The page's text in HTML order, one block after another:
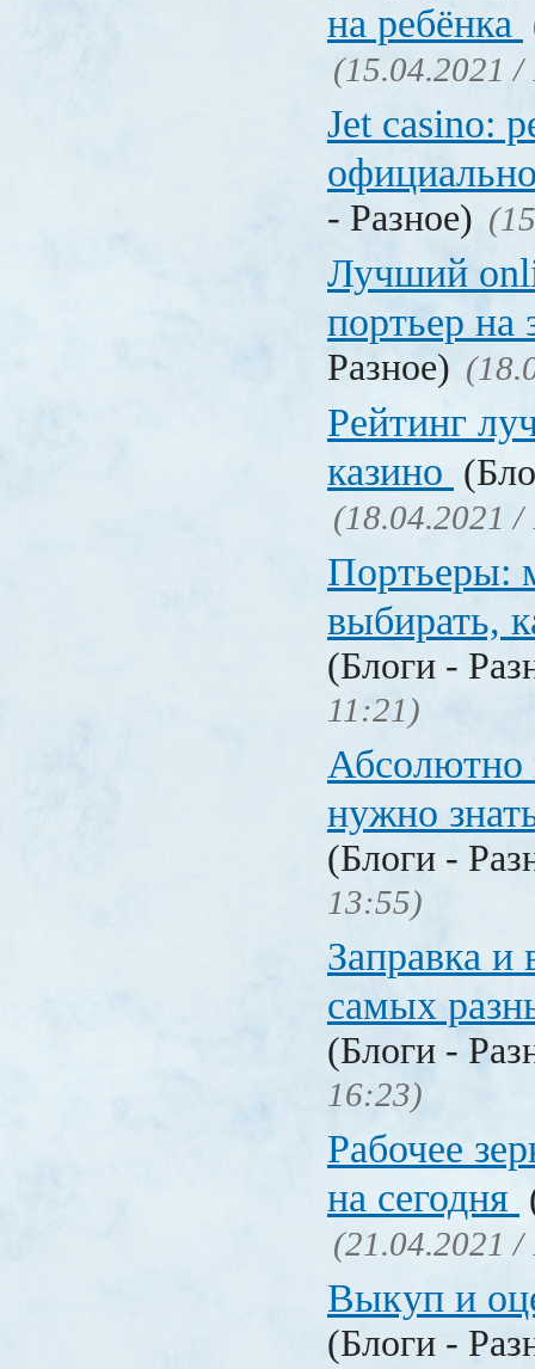
на ребёнка
(15.04.2021 /
Jet casino:
- Разное)
Лучший
портьер на
Разное)
Рейтинг
казино
(18.04.2021 /
Портьеры:
выбирать,
(Блоги -
11:21)
Абсолютно
нужно
(Блоги -
13:55)
Заправка и
самых
(Блоги -
16:23)
Рабочее
на сегодня
(21.04.2021 /
Выкуп и
(Блоги -